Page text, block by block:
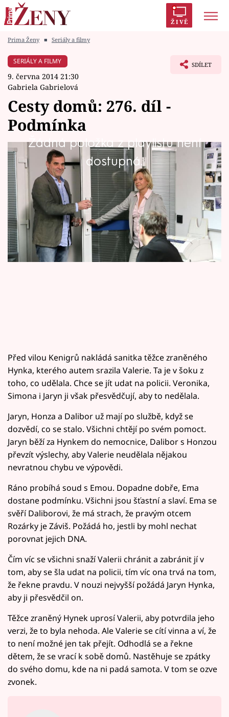
ŽIVĚ
Módní alarm
Témata
Celebrity
Vztahy
Seriály
Horoskopy
Sledujte prima+
Přihlášení
Sledujte nás
Prima Ženy ■ Seriály a filmy
SERIÁLY A FILMY
9. června 2014 21:30
Gabriela Gabrielová
SDÍLET
Cesty domů: 276. díl -
Podmínka
Žádná položka z playlistu není
dostupná.
Simona s rodinou podrží Valerii. Ema požádá
Dalibora o pomoc. Hynek bojuje o život.
Před vilou Kenigrů nakládá sanitka těžce zraněného
Hynka, kterého autem srazila Valerie. Ta je v šoku z
toho, co udělala. Chce se jít udat na policii. Veronika,
Simona i Jaryn ji však přesvědčují, aby to nedělala.
Jaryn, Honza a Dalibor už mají po službě, když se
dozvědí, co se stalo. Všichni chtějí po svém pomoct.
Jaryn běží za Hynkem do nemocnice, Dalibor s Honzou
převzít výslechy, aby Valerie neudělala nějakou
nevratnou chybu ve výpovědi.
Ráno probíhá soud s Emou. Dopadne dobře, Ema
dostane podmínku. Všichni jsou šťastní a slaví. Ema se
svěří Daliborovi, že má strach, že pravým otcem
Rozárky je Záviš. Požádá ho, jestli by mohl nechat
porovnat jejich DNA.
Čím víc se všichni snaží Valerii chránit a zabránit jí v
tom, aby se šla udat na policii, tím víc ona trvá na tom,
že řekne pravdu. V nouzi nejvyšší požádá Jaryn Hynka,
aby ji přesvědčil on.
Těžce zraněný Hynek uprosí Valerii, aby potvrdila jeho
verzi, že to byla nehoda. Ale Valerie se cítí vinna a ví, že
to není možné jen tak přejít. Odhodlá se a řekne
dětem, že se vrací k sobě domů. Nastěhuje se zpátky
do svého domu, kde na ni padá samota. V tom se ozve
zvonek.